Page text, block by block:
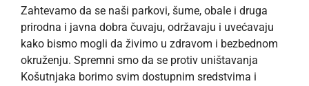
Zahtevamo da se naši parkovi, šume, obale i druga
prirodna i javna dobra čuvaju, održavaju i uvećavaju
kako bismo mogli da živimo u zdravom i bezbednom
okruženju. Spremni smo da se protiv uništavanja
Košutnjaka borimo svim dostupnim sredstvima i